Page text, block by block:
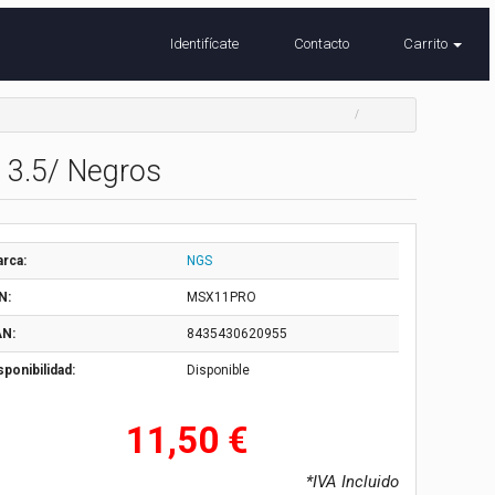
Identifícate Contacto Carrito
Negros
NGS
MSX11PRO
8435430620955
Disponible
11,50 €
*IVA Incluido